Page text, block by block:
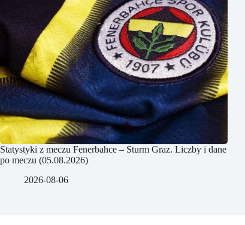
Statystyki z meczu Fenerbahce – Sturm Graz. Liczby i dane
po meczu (05.08.2026)
2026-08-06